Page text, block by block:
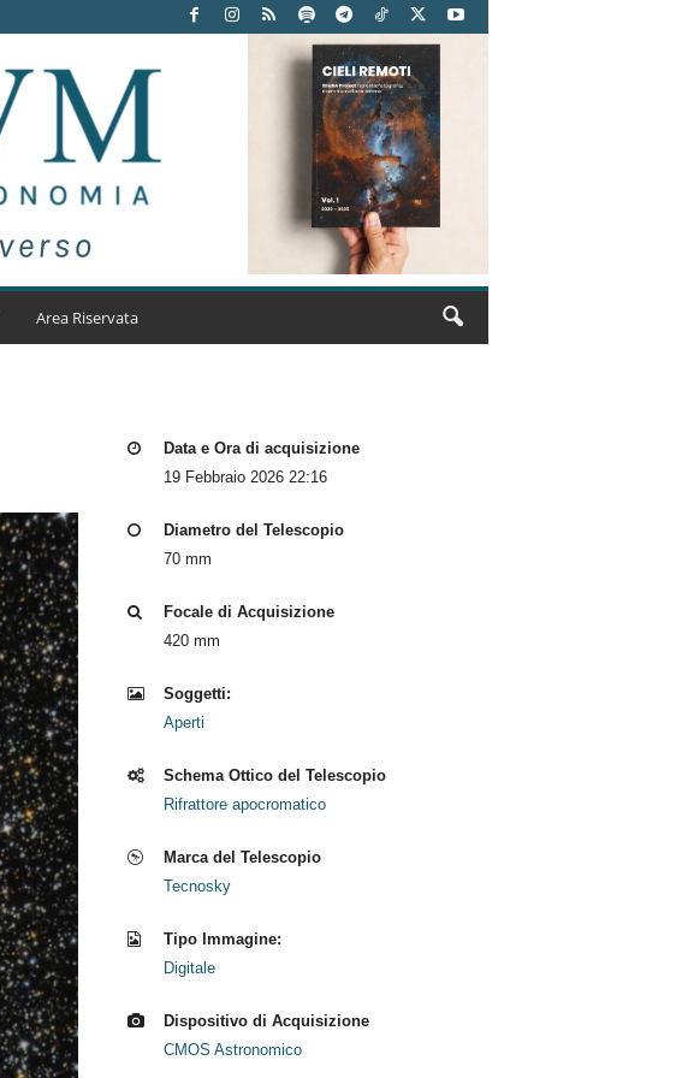
Area Riservata
Data e Ora di acquisizione
19 Febbraio 2026 22:16
Diametro del Telescopio
70 mm
Focale di Acquisizione
420 mm
Soggetti:
Aperti
Schema Ottico del Telescopio
Rifrattore apocromatico
Marca del Telescopio
Tecnosky
Tipo Immagine:
Digitale
Dispositivo di Acquisizione
CMOS Astronomico